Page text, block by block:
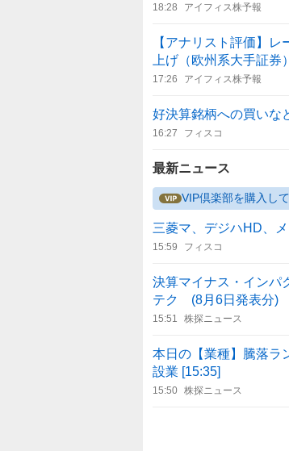
18:28 アイフィス株予報
【アナリスト評価】
上げ（欧州系大手証券）
17:26 アイフィス株予報
好決算銘柄への買いな
16:27 フィスコ
最新ニュース
VIP倶楽部を購入し
三菱マ、デジハHD、
15:59 フィスコ
決算マイナス・インパ
テク (8月6日発表分)
15:51 株探ニュース
本日の【業種】騰落
設業 [15:35]
15:50 株探ニュース